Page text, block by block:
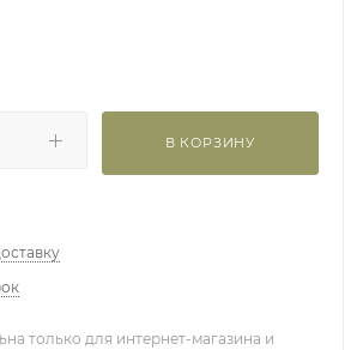
В КОРЗИНУ
только для интернет-магазина и